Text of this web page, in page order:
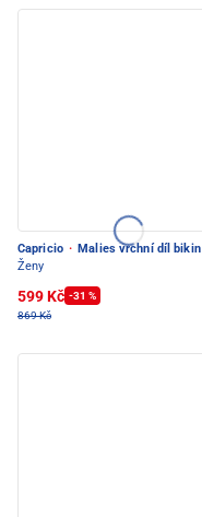
Capricio · Malies vrchní díl bikin
Ženy
599 Kč -31 %
869 Kč